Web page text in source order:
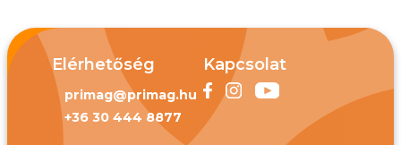
Elérhetőség
primag@primag.hu
+36 30 444 8877
Kapcsolat